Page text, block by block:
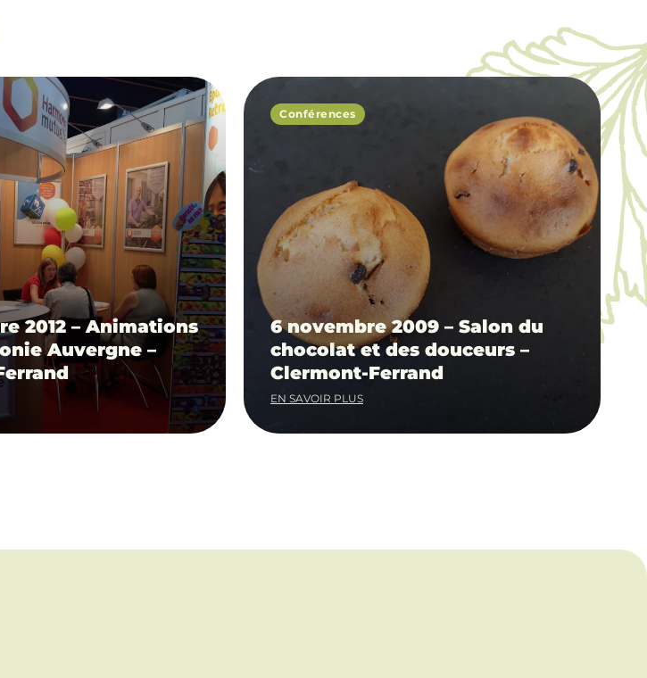
2012 – Animations
Auvergne –
Conférences
6 novembre 2009 – Salon du
chocolat et des douceurs –
Clermont-Ferrand
EN SAVOIR PLUS